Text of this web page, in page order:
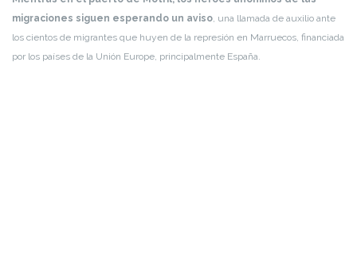
migraciones siguen esperando un aviso, una llamada de auxilio ante
los cientos de migrantes que huyen de la represión en Marruecos, financiada
por los países de la Unión Europe, principalmente España.